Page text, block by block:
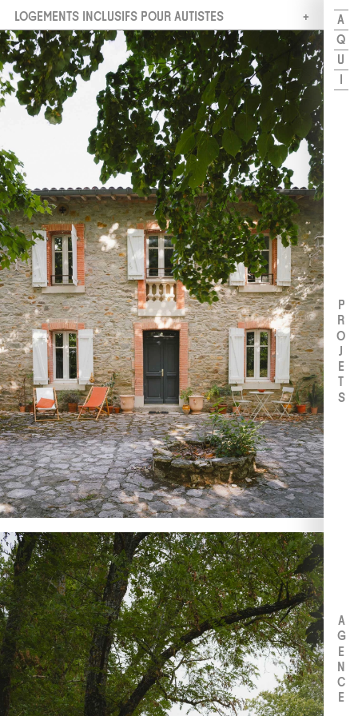
A
Q
U
PROJETS
AGENCE
LOGEMENTS INCLUSIFS POUR AUTISTES